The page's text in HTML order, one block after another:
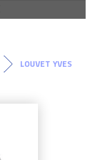
LOUVET YVES